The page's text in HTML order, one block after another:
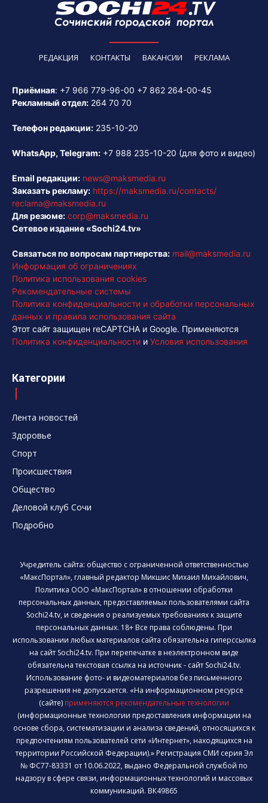
РЕДАКЦИЯ КОНТАКТЫ ВАКАНСИИ РЕКЛАМА
Приёмная: +7 966 779-96-00 +7 862 264-00-45
Рекламный отдел: 264 70 70
Телефон редакции: 235-10-20
WhatsApp, Telegram: +7 988 235-10-20 (для фото и видео)
Email редакции: news@maksmedia.ru
Заказать рекламу: https://maksmedia.ru/contacts/
reclama@maksmedia.ru
Для резюме: corp@maksmedia.ru
Сетевое издание «Sochi24.tv»
Связаться по вопросам партнерства: mail@maksmedia.ru
Информация об ограничениях
Политика использования cookies
Рекомендательные системы
Политика конфиденциальности и обработки персональных
данных и правила использования сайта
Этот сайт защищен reCAPTCHA и Google. Применяются
Политика конфиденциальности и Условия использования
Категории
Лента новостей
Здоровье
Спорт
Происшествия
Общество
Деловой клуб Сочи
Подробно
Учредитель сайта: общество с ограниченной ответственностью
«МаксПортал», главный редактор Микшис Михаил Михайлович,
Политика ООО «МаксПортал» в отношении обработки
персональных данных, предоставляемых пользователями сайта
Sochi24.tv, и сведения о реализуемых требованиях к защите
персональных данных. 18+ Все права соблюдены. При
использовании любых материалов сайта обязательна гиперссылка
на сайт Sochi24.tv. При перепечатке в неэлектронном виде
обязательна текстовая ссылка на источник - сайт Sochi24.tv.
Использование фото- и видеоматериалов без письменного
разрешения не допускается. «На информационном ресурсе
(сайте) применяются рекомендательные технологии
(информационные технологии предоставления информации на
основе сбора, систематизации и анализа сведений, относящихся к
предпочтениям пользователей сети «Интернет», находящихся на
территории Российской Федерации).» Регистрация СМИ серия Эл
№ ФС77-83331 от 10.06.2022, выдано Федеральной службой по
надзору в сфере связи, информационных технологий и массовых
коммуникаций. ВК49865